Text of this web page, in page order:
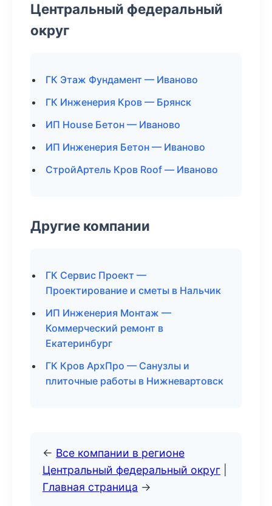
Центральный федеральный
округ
ГК Этаж Фундамент — Иваново
ГК Инженерия Кров — Брянск
ИП House Бетон — Иваново
ИП Инженерия Бетон — Иваново
СтройАртель Кров Roof — Иваново
Другие компании
ГК Сервис Проект —
Проектирование и сметы в Нальчик
ИП Инженерия Монтаж —
Коммерческий ремонт в
Екатеринбург
ГК Кров АрхПро — Санузлы и
плиточные работы в Нижневартовск
← Все компании в регионе
Центральный федеральный округ
Главная страница →